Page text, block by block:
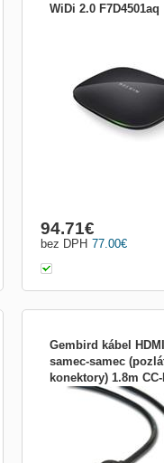
WiDi 2.0 F7D4501aq
fotografie a procházejte
adaptér Belkin
s technologií Intel®
(WiDi) při...
77.00€
bez DPH
94.71€
Gembird kábel
samec-samec
konektory) 1.8m CC-
Výrobca: Gembird
- HDMI | DisplayPort |
DVI|VGA Typ kábla:
zástrčky: 1x samec
Single Link), 1x samec
Dĺžka kábla: 1.8 m
Áno Farba kábla: čiern...